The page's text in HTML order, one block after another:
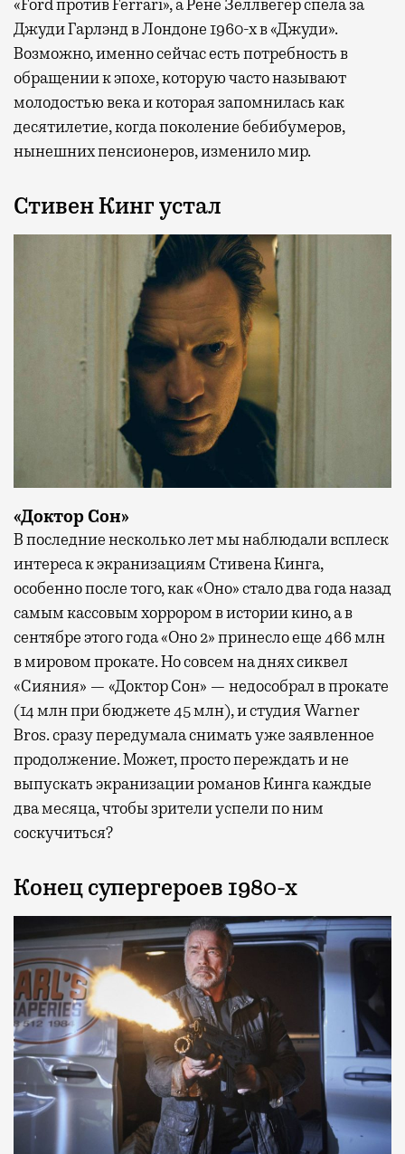
«Ford против Ferrari», а Рене Зеллвегер спела за
Джуди Гарлэнд в Лондоне 1960-х в «Джуди».
Возможно, именно сейчас есть потребность в
обращении к эпохе, которую часто называют
молодостью века и которая запомнилась как
десятилетие, когда поколение бебибумеров,
нынешних пенсионеров, изменило мир.
Стивен Кинг устал
«Доктор Сон»
В последние несколько лет мы наблюдали всплеск
интереса к экранизациям Стивена Кинга,
особенно после того, как «Оно» стало два года назад
самым кассовым хоррором в истории кино, а в
сентябре этого года «Оно 2» принесло еще 466 млн
в мировом прокате. Но совсем на днях сиквел
«Сияния» — «Доктор Сон» — недособрал в прокате
(14 млн при бюджете 45 млн), и студия Warner
Bros. сразу передумала снимать уже заявленное
продолжение. Может, просто переждать и не
выпускать экранизации романов Кинга каждые
два месяца, чтобы зрители успели по ним
соскучиться?
Конец супергероев 1980-х